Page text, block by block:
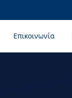
Επικοινωνία